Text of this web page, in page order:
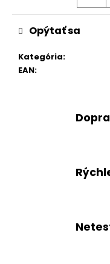
Kategória:
EAN:
Opýtať sa